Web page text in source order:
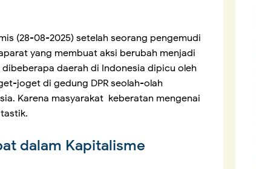
(28-08-2025) setelah seorang pengemudi
yang membuat aksi berubah menjadi
daerah di Indonesia dipicu oleh
joget di gedung DPR seolah-olah
Karena masyarakat keberatan mengenai
dalam Kapitalisme